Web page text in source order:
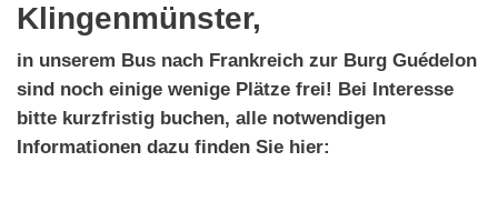
Klingenmünster,
in unserem Bus nach Frankreich zur Burg Guédelon
sind noch einige wenige Plätze frei! Bei Interesse
bitte kurzfristig buchen, alle notwendigen
Informationen dazu finden Sie hier: